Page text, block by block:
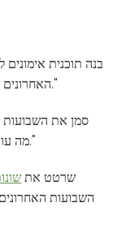
האחרונים שלי ודפוסי ההתאוששות, לא תבנית גנרית."
מה עוד השתנה באותו שבוע, כמו שינה או תזונה."
"שרטט את
השבועות